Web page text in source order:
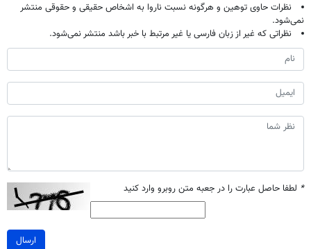
نظرات حاوی توهین و هرگونه نسبت ناروا به اشخاص حقیقی و حقوقی منتشر
نمی‌شود.
نظراتی که غیر از زبان فارسی یا غیر مرتبط با خبر باشد منتشر نمی‌شود.
* لطفا حاصل عبارت را در جعبه متن روبرو وارد کنید
ارسال